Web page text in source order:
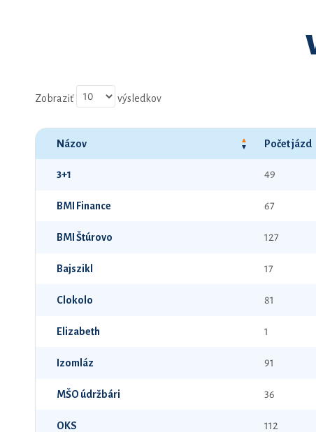
Zobraziť výsledkov
Názov Počet jázd
3+1 49
BMI Finance 67
BMI Štúrovo 127
Bajszikl 17
Clokolo 81
Elizabeth 1
Izomláz 91
MŠO údržbári 36
OKS 112